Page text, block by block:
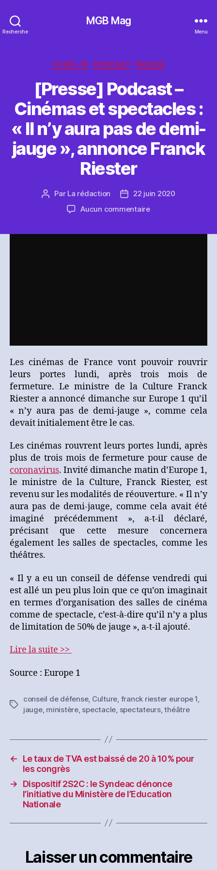
Recherche
MGB Mag
Menu
Catégories
COVID-19 PODCAST PRESSE
[Presse] Podcast –
Cinémas et spectacles :
« Il n’y aura pas de demi-
jauge », annonce Franck
Riester
Auteur
l’article
Par La rédaction
Date22 juin 2020
Aucun commentairesur
demi-
jauge »,
annonce
Franck
Riester
Les cinémas de France vont pouvoir rouvrir
leurs portes lundi, après trois mois de
fermeture. Le ministre de la Culture Franck
Riester a annoncé dimanche sur Europe 1 qu’il
« n’y aura pas de demi-jauge », comme cela
devait initialement être le cas.
Les cinémas rouvrent leurs portes lundi, après
plus de trois mois de fermeture pour cause de
coronavirus. Invité dimanche matin d’Europe 1,
le ministre de la Culture, Franck Riester, est
revenu sur les modalités de réouverture. « Il n’y
aura pas de demi-jauge, comme cela avait été
imaginé précédemment », a-t-il déclaré,
précisant que cette mesure concernera
également les salles de spectacles, comme les
théâtres.
« Il y a eu un conseil de défense vendredi qui
est allé un peu plus loin que ce qu’on imaginait
en termes d’organisation des salles de cinéma
comme de spectacle, c’est-à-dire qu’il n’y a plus
de limitation de 50% de jauge », a-t-il ajouté.
Lire la suite >>
Source : Europe 1
Étiquettes
conseil de défense, Culture franck riester europe 1
jauge, ministère, spectacle spectateurs,théâtre
←
Le taux de TVA est baissé de 20 à 10% pour
les congrès
→
Dispositif 2S2C : le Syndeac dénonce
l’initiative du Ministère de l’Education
Nationale
Laisser un commentaire